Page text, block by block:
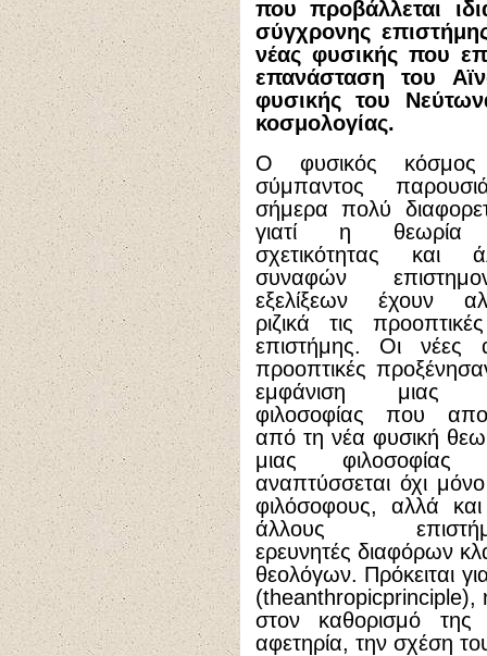
που προβάλλεται
σύγχρονης
νέας φυσικής που
επανάσταση του
φυσικής του
κοσμολογίας.
Ο φυσικός
σύμπαντος
σήμερα πολύ
γιατί η θεωρία
σχετικότητας και
συναφών
εξελίξεων έχουν
ριζικά τις
επιστήμης. Οι νέες
προοπτικές
εμφάνιση μιας
φιλοσοφίας που
από τη νέα φυσική
μιας φιλοσοφίας
αναπτύσσεται όχι
φιλόσοφους, αλλά
άλλους
ερευνητές διαφόρων
θεολόγων. Πρόκειται
(theanthropicprinciple),
στον καθορισμό της
αφετηρία, την σχέση